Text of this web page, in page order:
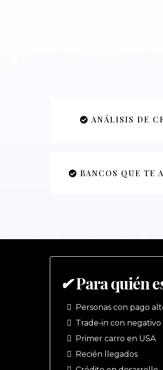
ANÁLISIS DE
BANCOS QUE TE
✔Para quién
Personas con pago
Trade-in con negativo
Primer carro en USA
Recién llegados